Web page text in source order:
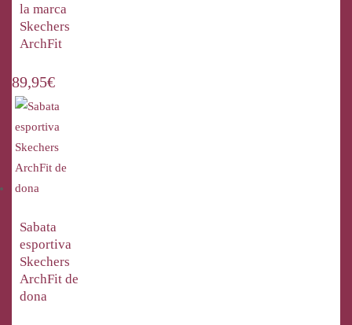
la marca
Skechers
ArchFit
89,95€
Sabata
esportiva
Skechers
ArchFit de
dona